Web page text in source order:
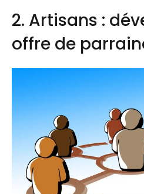
2. Artisans :
offre de